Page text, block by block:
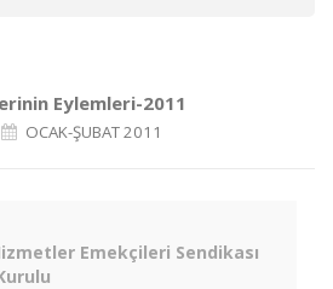
Eylemleri-2011
OCAK-ŞUBAT 2011
Emekçileri Sendikası